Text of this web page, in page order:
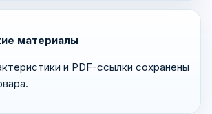
материалы
и PDF-ссылки сохранены